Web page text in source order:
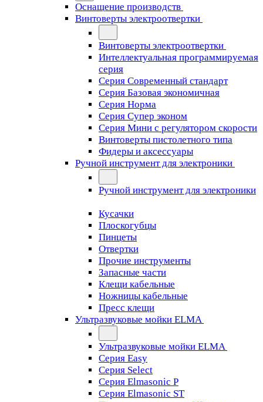
Оснащение производств
Винтоверты электроотвертки
Винтоверты электроотвертки
Интеллектуальная программируемая
серия
Серия Современный стандарт
Серия Базовая экономичная
Серия Норма
Серия Cупер эконом
Серия Мини с регулятором скорости
Винтоверты пистолетного типа
Фидеры и аксессуары
Ручной инструмент для электроники
Ручной инструмент для электроники
Кусачки
Плоскогубцы
Пинцеты
Отвертки
Прочие инструменты
Запасные части
Клещи кабельные
Ножницы кабельные
Пресс клещи
Ультразвуковые мойки ELMA
Ультразвуковые мойки ELMA
Серия Easy
Серия Select
Серия Elmasonic P
Серия Elmasonic ST